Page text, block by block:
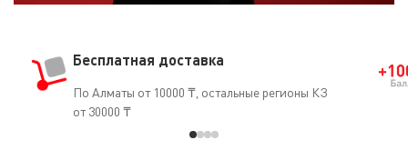
Бесплатная доставка
По Алматы от 10000 ₸, остальные регионы КЗ
от 30000 ₸